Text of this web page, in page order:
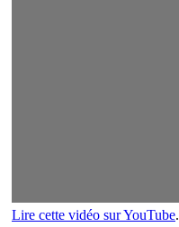
Lire cette vidéo sur YouTube.